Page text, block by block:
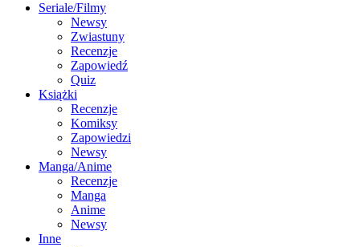
Seriale/Filmy
Newsy
Zwiastuny
Recenzje
Zapowiedź
Quiz
Książki
Recenzje
Komiksy
Zapowiedzi
Newsy
Manga/Anime
Recenzje
Manga
Anime
Newsy
Inne